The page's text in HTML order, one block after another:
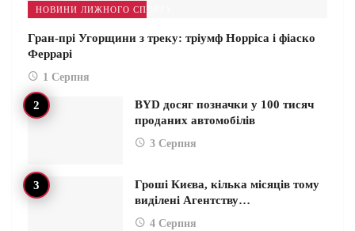
НОВИНИ ЛИЖНОГО СПОРТУ
Гран-прі Угорщини з треку: тріумф Норріса і фіаско
Феррарі
1 Серпня
BYD досяг позначки у 100 тисяч
проданих автомобілів
3 Серпня
Гроші Києва, кілька місяців тому
виділені Агентству…
4 Серпня